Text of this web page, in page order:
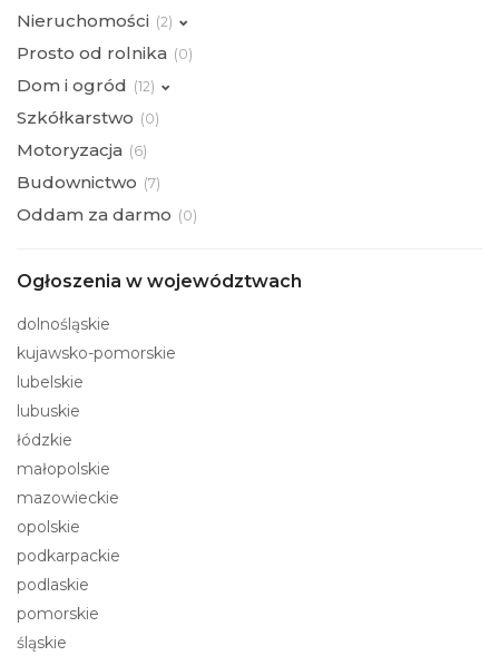
Nieruchomości (2)
Prosto od rolnika (0)
Dom i ogród (12)
Szkółkarstwo (0)
Motoryzacja (6)
Budownictwo (7)
Oddam za darmo (0)
Ogłoszenia w województwach
dolnośląskie
kujawsko-pomorskie
lubelskie
lubuskie
łódzkie
małopolskie
mazowieckie
opolskie
podkarpackie
podlaskie
pomorskie
śląskie